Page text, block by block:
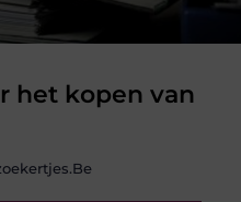
het kopen van